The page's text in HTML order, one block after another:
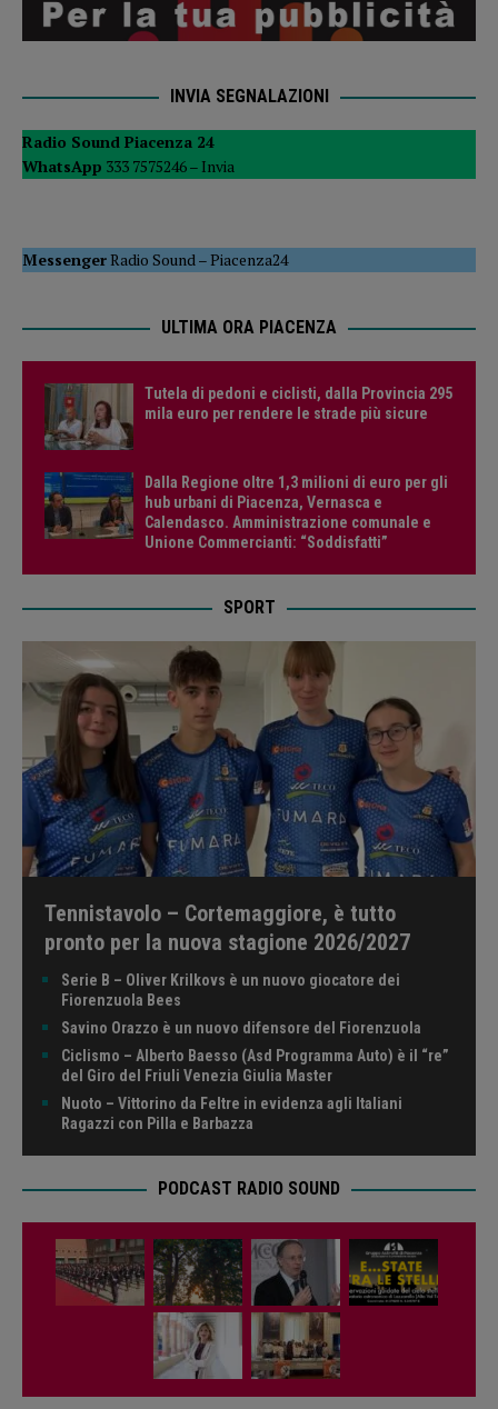
INVIA SEGNALAZIONI
Radio Sound Piacenza 24
WhatsApp 333 7575246 – Invia
MessengerRadio Sound–Piacenza24
ULTIMA ORA PIACENZA
Tutela di pedoni e ciclisti, dalla Provincia 295
mila euro per rendere le strade più sicure
Dalla Regione oltre 1,3 milioni di euro per gli
hub urbani di Piacenza, Vernasca e
Calendasco. Amministrazione comunale e
Unione Commercianti: “Soddisfatti”
SPORT
Tennistavolo – Cortemaggiore, è tutto
pronto per la nuova stagione 2026/2027
Serie B – Oliver Krilkovs è un nuovo giocatore dei
Fiorenzuola Bees
Savino Orazzo è un nuovo difensore del Fiorenzuola
Ciclismo – Alberto Baesso (Asd Programma Auto) è il “re”
del Giro del Friuli Venezia Giulia Master
Nuoto – Vittorino da Feltre in evidenza agli Italiani
Ragazzi con Pilla e Barbazza
PODCAST RADIO SOUND